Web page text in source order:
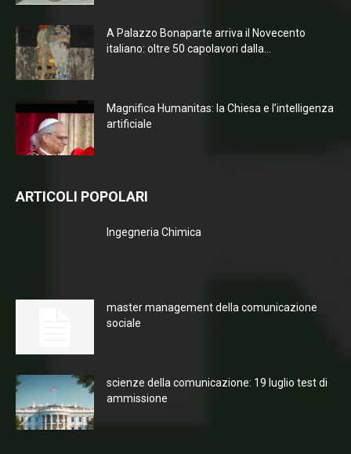
A Palazzo Bonaparte arriva il Novecento
italiano: oltre 50 capolavori dalla...
Magnifica Humanitas: la Chiesa e l’intelligenza
artificiale
ARTICOLI POPOLARI
Ingegneria Chimica
master management della comunicazione
sociale
scienze della comunicazione: 19 luglio test di
ammissione